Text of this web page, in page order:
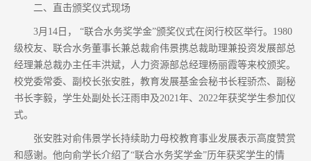
二、直击颁奖仪式现场
3月14日， “联合水务奖学金”颁奖仪式在闵行校区举行。1980
级校友、联合水务董事长兼总裁俞伟景携总裁助理兼投资发展部总
经理兼总裁办主任丰洪斌，人力资源部总经理杨丽霞等来校颁奖。
校党委常委、副校长张安胜，教育发展基金会秘书长程骄杰、副秘
书长李毅，学生处副处长汪雨申及2021年、2022年获奖学生参加仪
式。
张安胜对俞伟景学长持续助力母校教育事业发展表示高度赞赏
和感谢。他向俞学长介绍了“联合水务奖学金”历年获奖学生的情